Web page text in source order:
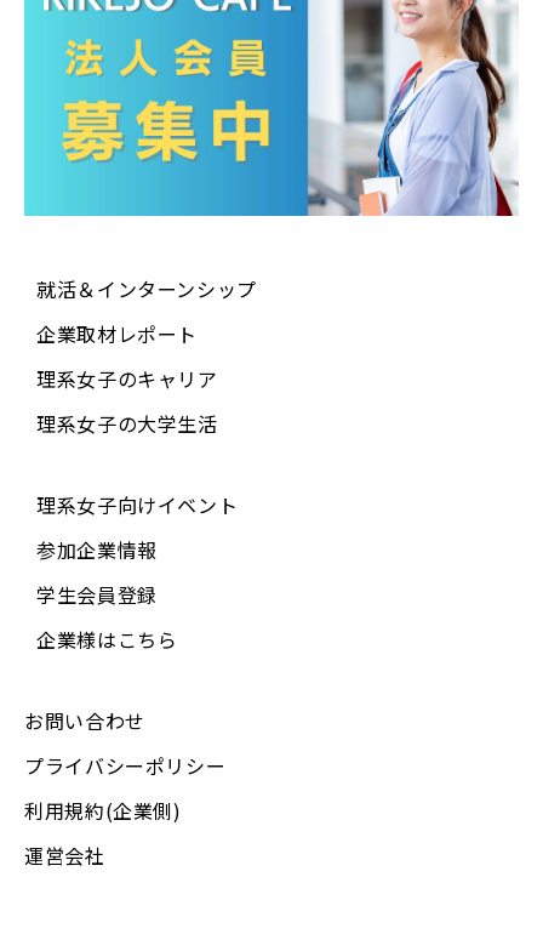
就活＆インターンシップ
企業取材レポート
理系女子のキャリア
理系女子の大学生活
理系女子向けイベント
参加企業情報
学生会員登録
企業様はこちら
お問い合わせ
プライバシーポリシー
利用規約(企業側)
運営会社